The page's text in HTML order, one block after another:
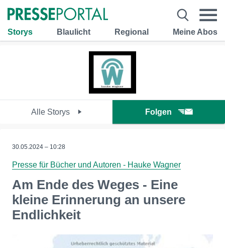
Storys Blaulicht Regional Meine Abos
Alle Storys Folgen
30.05.2024 – 10:28
Presse für Bücher und Autoren - Hauke Wagner
Am Ende des Weges - Eine
kleine Erinnerung an unsere
Endlichkeit